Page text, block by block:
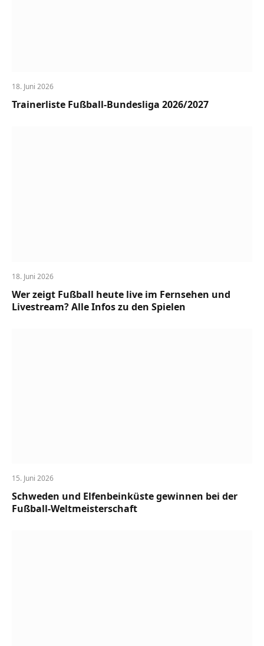
18. Juni 2026
Trainerliste Fußball-Bundesliga 2026/2027
18. Juni 2026
Wer zeigt Fußball heute live im Fernsehen und
Livestream? Alle Infos zu den Spielen
15. Juni 2026
Schweden und Elfenbeinküste gewinnen bei der
Fußball-Weltmeisterschaft